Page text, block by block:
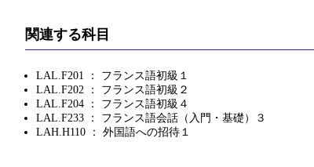
関連する科目
LAL.F201 ： フランス語初級１
LAL.F202 ： フランス語初級２
LAL.F204 ： フランス語初級４
LAL.F233 ： フランス語会話（入門・基礎）３
LAH.H110 ： 外国語への招待１